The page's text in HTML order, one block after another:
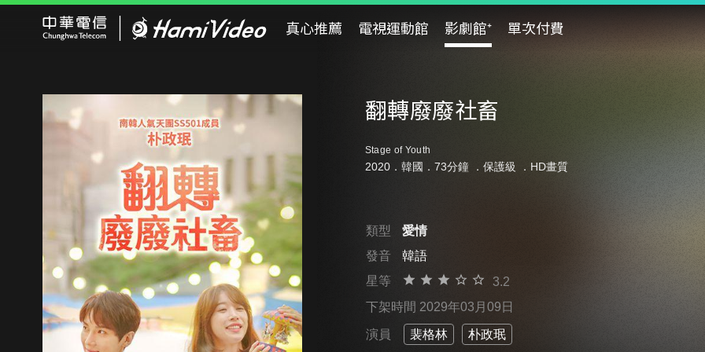
真心推薦 電視運動館 影劇館⁺ 單次付費
翻轉廢廢社畜
Stage of Youth
2020．韓國．73分鐘 ． 保護級 ．HD畫質
類型
愛情
發音
韓語
星等
3.2
下架時間 2029年03月09日
演員 裴格林 朴政珉